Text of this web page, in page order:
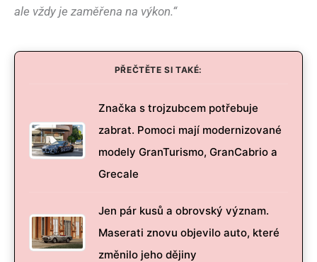
ale vždy je zaměřena na výkon.“
PŘEČTĚTE SI TAKÉ:
Značka s trojzubcem potřebuje
zabrat. Pomoci mají modernizované
modely GranTurismo, GranCabrio a
Grecale
Jen pár kusů a obrovský význam.
Maserati znovu objevilo auto, které
změnilo jeho dějiny